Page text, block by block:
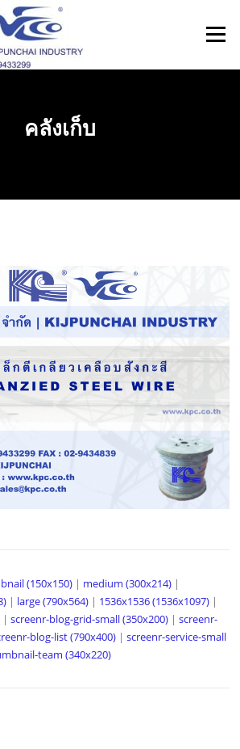
เมนู
คลังเก็บ
(150x150) | medium (300x214) |
| large (790x564) | 1536x1536 (1536x1097) |
|screenr-blog-grid-small (350x200) |screenr-
blog-list (790x400) |screenr-service-small
team (340x220)